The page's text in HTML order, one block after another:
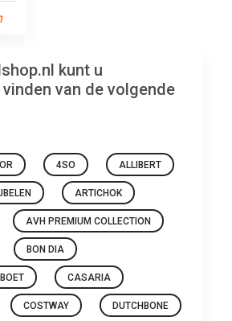
kunt u
van de volgende
4SO ALLIBERT
ARTICHOK
AVH PREMIUM COLLECTION
BON DIA
CASARIA
COSTWAY DUTCHBONE